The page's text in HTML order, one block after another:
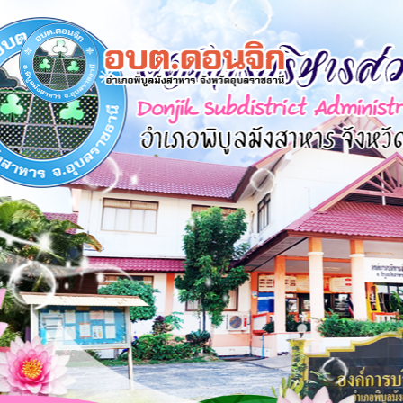
หน้า
หลัก
ข้อมูล
พื้น
ฐาน
บุคลากร
แผน
ยุทธศาสตร์
ข่าวสาร